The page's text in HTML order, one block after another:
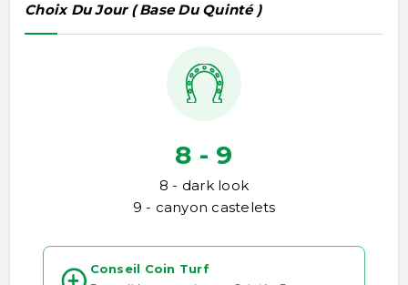
Choix Du Jour ( Base Du Quinté )
8 - 9
8 - dark look
9 - canyon castelets
Conseil Coin Turf